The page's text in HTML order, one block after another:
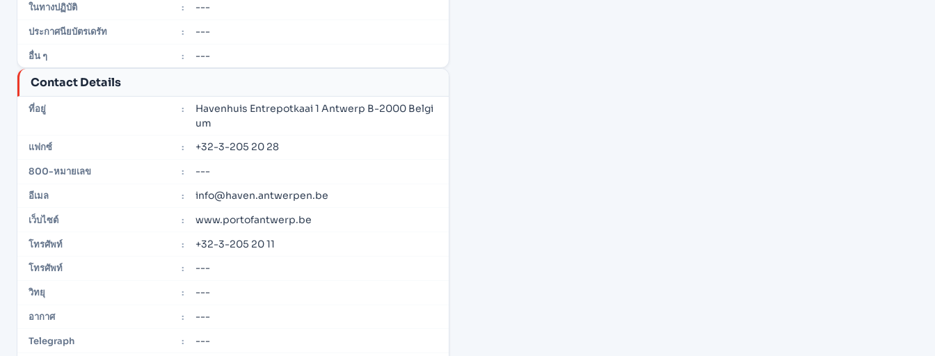
ในทางปฏิบัติ : ---
ประกาศนียบัตรเดรัท : ---
อื่น ๆ : ---
Contact Details
ที่อยู่ :
Havenhuis Entrepotkaai 1 Antwerp B-2000 Belgi
um
แฟกซ์ : +32-3-205 20 28
800-หมายเลข : ---
อีเมล : info@haven.antwerpen.be
เว็บไซต์ : www.portofantwerp.be
โทรศัพท์ : +32-3-205 20 11
โทรศัพท์ : ---
วิทยุ : ---
อากาศ : ---
Telegraph : ---